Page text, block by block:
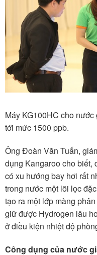
Máy KG100HC cho
tới mức 1500 ppb.
Ông Đoàn Văn Tuấn,
dụng Kangaroo cho biết,
có xu hướng bay hơi rất
trong nước một lõi lọc
tạo ra một lớp màng
giữ được Hydrogen lâu
ở điều kiện nhiệt độ
Công dụng của nước